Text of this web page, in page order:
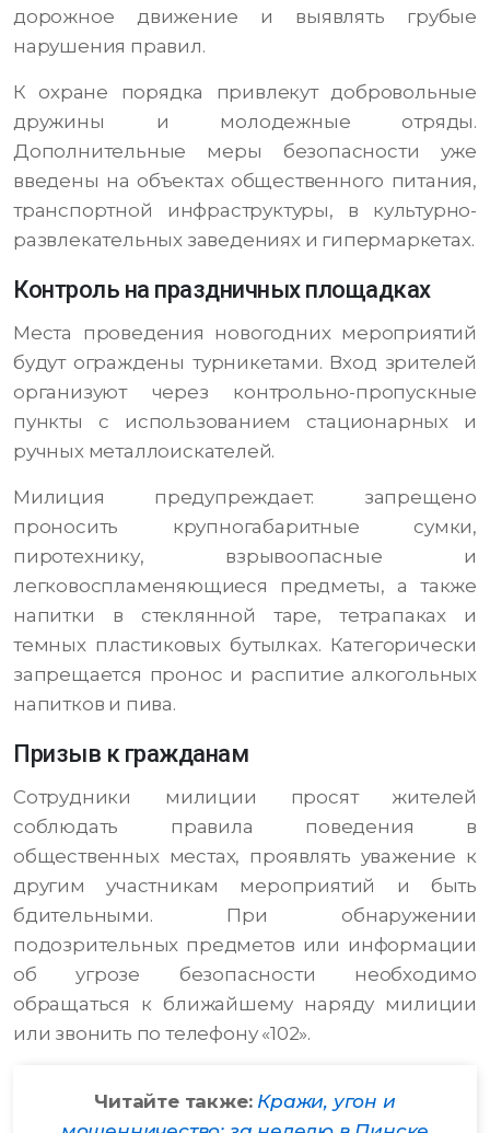
дорожное движение и выявлять грубые
нарушения правил.
К охране порядка привлекут добровольные
дружины и молодежные отряды.
Дополнительные меры безопасности уже
введены на объектах общественного питания,
транспортной инфраструктуры, в культурно-
развлекательных заведениях и гипермаркетах.
Контроль на праздничных площадках
Места проведения новогодних мероприятий
будут ограждены турникетами. Вход зрителей
организуют через контрольно-пропускные
пункты с использованием стационарных и
ручных металлоискателей.
Милиция предупреждает: запрещено
проносить крупногабаритные сумки,
пиротехнику, взрывоопасные и
легковоспламеняющиеся предметы, а также
напитки в стеклянной таре, тетрапаках и
темных пластиковых бутылках. Категорически
запрещается пронос и распитие алкогольных
напитков и пива.
Призыв к гражданам
Сотрудники милиции просят жителей
соблюдать правила поведения в
общественных местах, проявлять уважение к
другим участникам мероприятий и быть
бдительными. При обнаружении
подозрительных предметов или информации
об угрозе безопасности необходимо
обращаться к ближайшему наряду милиции
или звонить по телефону «102».
Читайте также: Кражи, угон и